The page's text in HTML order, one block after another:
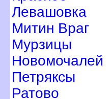
Левашовка
Митин Вра
Мурзицы
Новомочалей
Петряксы
Ратово